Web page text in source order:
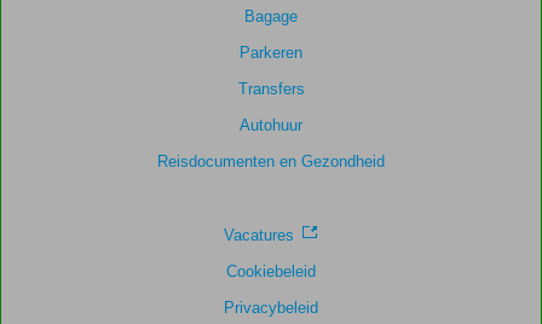
Bagage
Parkeren
Transfers
Autohuur
Reisdocumenten en Gezondheid
Vacatures
Cookiebeleid
Privacybeleid